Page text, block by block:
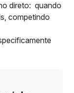
direto: quando
competindo